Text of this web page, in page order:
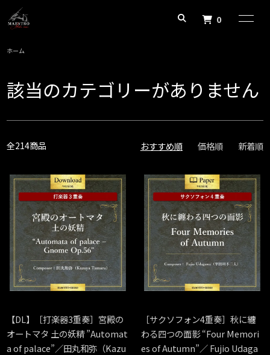
0
ホーム
該当のカテゴリーがありません
全214商品 おすすめ順 価格順 新着順
【DL】［打楽器3重奏］宮殿の
オートマタ 土の妖精 ”Automat
a of palace”／田丸和弥（Kazu
［サクソフォン4重奏］秋に纏
わる四つの面影 “Four Memori
es of Autumn”／ Fujio Udaga